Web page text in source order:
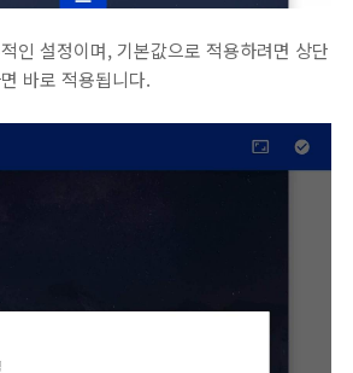
인 설정이며, 기본값으로 적용하려면 상단
바로 적용됩니다.